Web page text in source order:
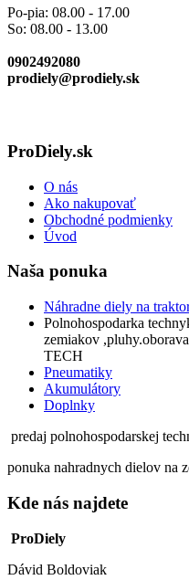
Po-pia: 08.00 - 17.00
So: 08.00 - 13.00
0902492080
prodiely@prodiely.sk
ProDiely.sk
O nás
Ako nakupovať
Obchodné podmienky
Úvod
Naša ponuka
Náhradne diely na
Polnohospodarka
zemiakov
TECH
Pneumatiky
Akumulátory
Doplnky
predaj polnohospodarskej
ponuka nahradnych dielov na
Kde nás najdete
ProDiely
Dávid Boldoviak